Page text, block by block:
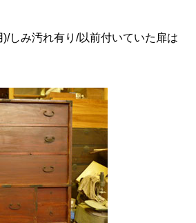
しみ汚れ有り/以前付いていた扉は